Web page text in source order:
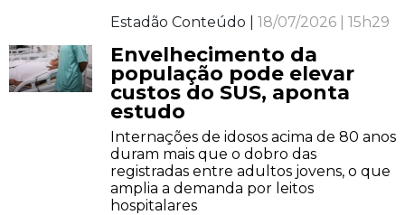
Estadão Conteúdo | 18/07/2026 | 15h29
Envelhecimento da
população pode elevar
custos do SUS, aponta
estudo
Internações de idosos acima de 80 anos
duram mais que o dobro das
registradas entre adultos jovens, o que
amplia a demanda por leitos
hospitalares